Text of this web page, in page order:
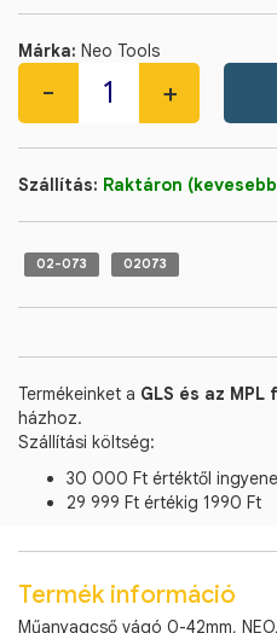
Márka: Neo Tools
Szállítás: Raktáron
02-073 02073
Termékeinket a GLS és az
házhoz.
Szállítási költség:
30 000 Ft értéktől
29 999 Ft értékig 1990 Ft
Termék információ
Műanyagcső vágó 0-42mm,